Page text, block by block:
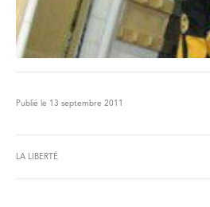
Publié le 13 septembre 2011
LA LIBERTÉ